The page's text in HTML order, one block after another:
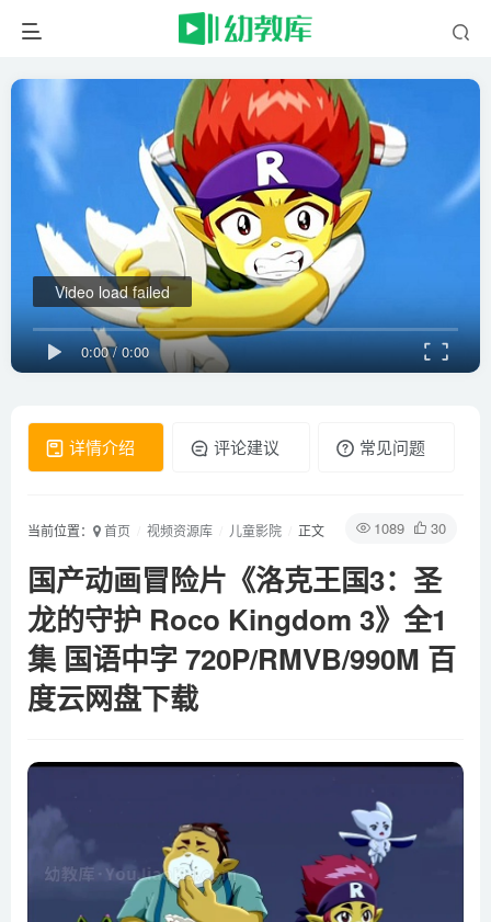
0:00/0:00
Video load failed
详情介绍 评论建议 常见问题
1089 30
当前位置： 首页 视频资源库 儿童影院 正文
国产动画冒险片《洛克王国3：圣
龙的守护 Roco Kingdom 3》全1
集 国语中字 720P/RMVB/990M 百
度云网盘下载